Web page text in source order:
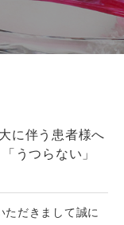
に伴う患者様へ
うつらない」
ただきまして誠に